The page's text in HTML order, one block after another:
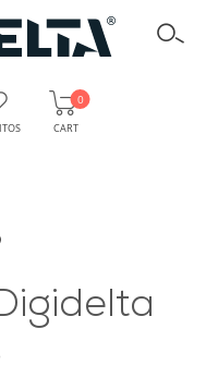
CART
0